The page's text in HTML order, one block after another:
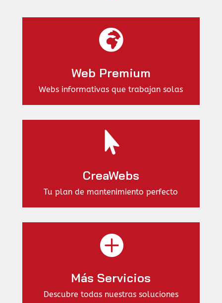

Web Premium
Webs informativas que trabajan solas

CreaWebs
Tu plan de mantenimiento perfecto

Más Servicios
Descubre todas nuestras soluciones